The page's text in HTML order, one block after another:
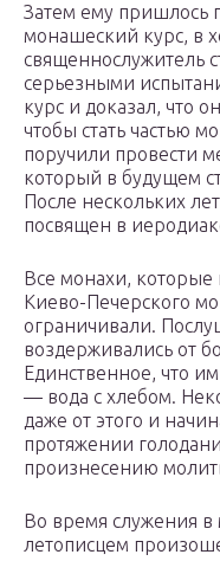
Затем ему пришлось
монашеский курс, в
священнослужитель
серьезными
курс и доказал, что
чтобы стать частью
поручили провести
который в будущем
После нескольких
посвящен в
Все монахи,
Киево-Печерского
ограничивали.
воздерживались от
Единственное, что
— вода с хлебом.
даже от этого и
протяжении
произнесению
Во время служения в
летописцем